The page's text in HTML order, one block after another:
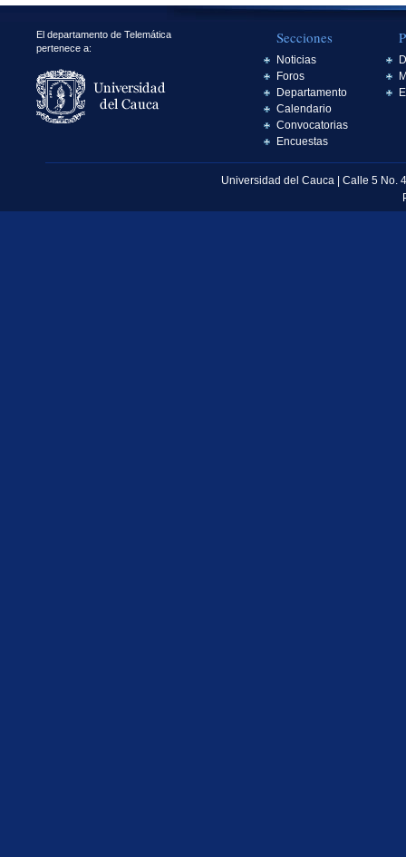
El departamento de Telemática
pertenece a:
Secciones
Noticias
Foros
Departamento
Calendario
Convocatorias
Encuestas
Universidad del Cauca | Calle 5 No.